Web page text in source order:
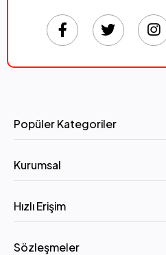
Popüler Kategoriler
Kurumsal
Hızlı Erişim
Sözleşmeler